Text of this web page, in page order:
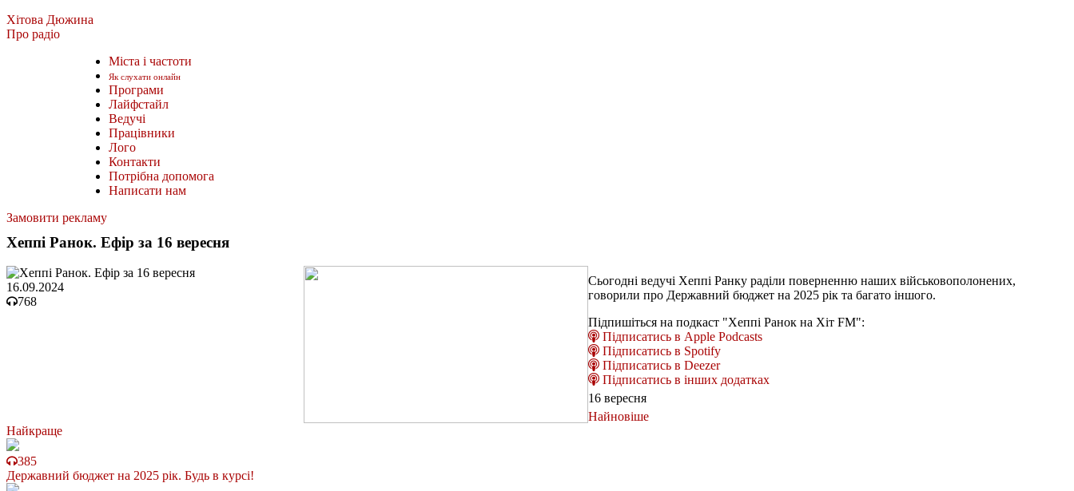
Хітова Дюжина
Про радіо
Міста і частоти
Як слухати онлайн
Програми
Лайфстайл
Ведучі
Працівники
Лого
Контакти
Потрібна допомога
Написати нам
Замовити рекламу
Хеппі Ранок. Ефір за 16 вересня
16.09.2024
768
Сьогодні ведучі Хеппі Ранку раділи поверненню наших військовополонених,
говорили про Державний бюджет на 2025 рік та багато іншого.
Підпишіться на подкаст "Хеппі Ранок на Хіт FM":
Підписатись в Apple Podcasts
Підписатись в Spotify
Підписатись в Deezer
Підписатись в інших додатках
16 вересня
Найновіше
Найкраще
385
Державний бюджет на 2025 рік. Будь в курсі!